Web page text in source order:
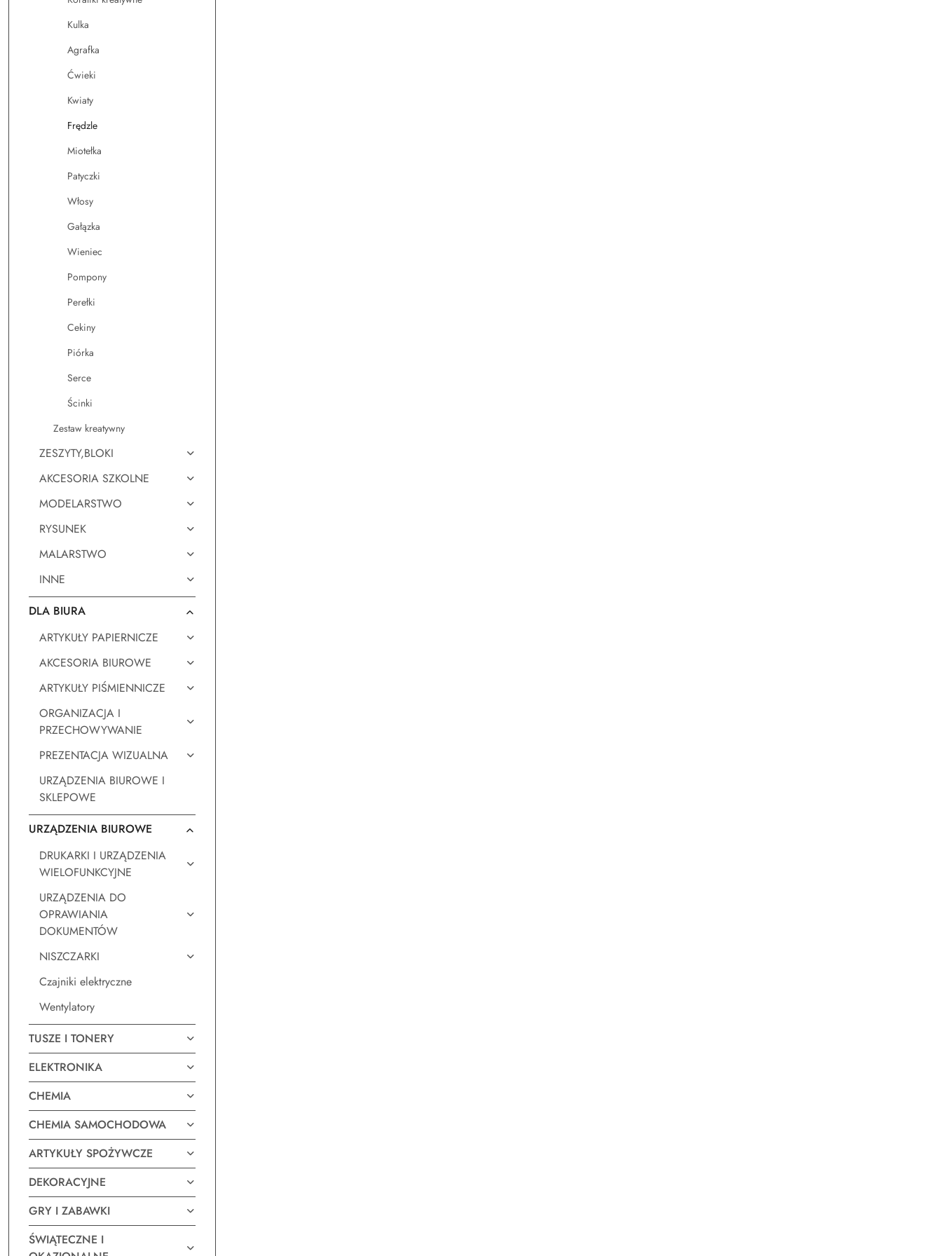
Kulka
Agrafka
Ćwieki
Kwiaty
Frędzle
Miotełka
Patyczki
Włosy
Gałązka
Wieniec
Pompony
Perełki
Cekiny
Piórka
Serce
Ścinki
Zestaw kreatywny
ZESZYTY,BLOKI
AKCESORIA SZKOLNE
MODELARSTWO
RYSUNEK
MALARSTWO
INNE
DLA BIURA
ARTYKUŁY PAPIERNICZE
AKCESORIA BIUROWE
ARTYKUŁY PIŚMIENNICZE
ORGANIZACJA I
PRZECHOWYWANIE
PREZENTACJA WIZUALNA
URZĄDZENIA BIUROWE I
SKLEPOWE
URZĄDZENIA BIUROWE
DRUKARKI I URZĄDZENIA
WIELOFUNKCYJNE
URZĄDZENIA DO
OPRAWIANIA
DOKUMENTÓW
NISZCZARKI
Czajniki elektryczne
Wentylatory
TUSZE I TONERY
ELEKTRONIKA
CHEMIA
CHEMIA SAMOCHODOWA
ARTYKUŁY SPOŻYWCZE
DEKORACYJNE
GRY I ZABAWKI
ŚWIĄTECZNE I